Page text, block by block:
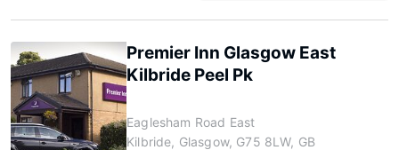
Premier Inn Glasgow East
Kilbride Peel Pk
Eaglesham Road East
Kilbride, Glasgow, G75 8LW, GB